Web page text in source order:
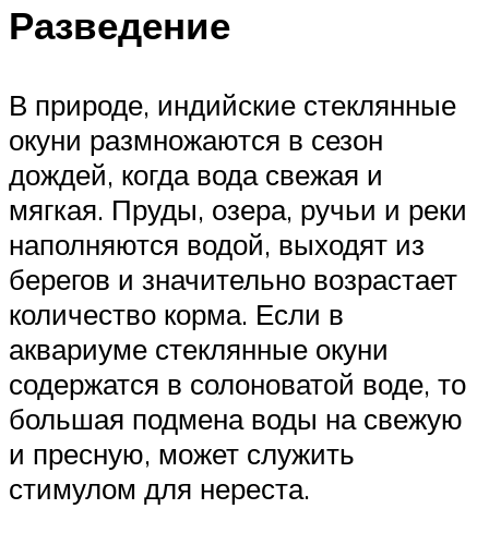
Разведение
В природе, индийские стеклянные
окуни размножаются в сезон
дождей, когда вода свежая и
мягкая. Пруды, озера, ручьи и реки
наполняются водой, выходят из
берегов и значительно возрастает
количество корма. Если в
аквариуме стеклянные окуни
содержатся в солоноватой воде, то
большая подмена воды на свежую
и пресную, может служить
стимулом для нереста.